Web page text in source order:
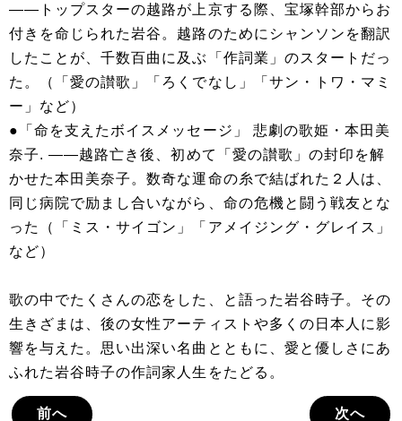
――トップスターの越路が上京する際、宝塚幹部からお
付きを命じられた岩谷。越路のためにシャンソンを翻訳
したことが、千数百曲に及ぶ「作詞業」のスタートだっ
た。（「愛の讃歌」「ろくでなし」「サン・トワ・マミ
ー」など）
●「命を支えたボイスメッセージ」 悲劇の歌姫・本田美
奈子. ――越路亡き後、初めて「愛の讃歌」の封印を解
かせた本田美奈子。数奇な運命の糸で結ばれた２人は、
同じ病院で励まし合いながら、命の危機と闘う戦友とな
った（「ミス・サイゴン」「アメイジング・グレイス」
など）
歌の中でたくさんの恋をした、と語った岩谷時子。その
生きざまは、後の女性アーティストや多くの日本人に影
響を与えた。思い出深い名曲とともに、愛と優しさにあ
ふれた岩谷時子の作詞家人生をたどる。
前へ 次へ